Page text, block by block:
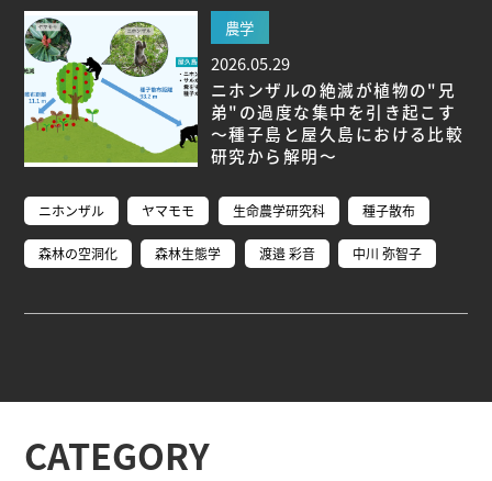
報学研究科 (47)
植物 (33)
研究院 (26)
生物機能開発利用研究センター (24)
境医学研究所 (23)
進化 (23)
宇宙 (21)
創薬科学研究科 (20)
シロイヌナズ
ナ (19)
オーロラ (17)
Research VIDEOS
Researchers' VOICE
Links
名古屋大学基金
農学
2026.05.29
ニホンザルの絶滅が植物の"兄
弟"の過度な集中を引き起こす
～種子島と屋久島における比較
研究から解明～
ニホンザル ヤマモモ 生命農学研究科 種子散布
森林の空洞化 森林生態学 渡邉 彩音 中川 弥智子
CATEGORY